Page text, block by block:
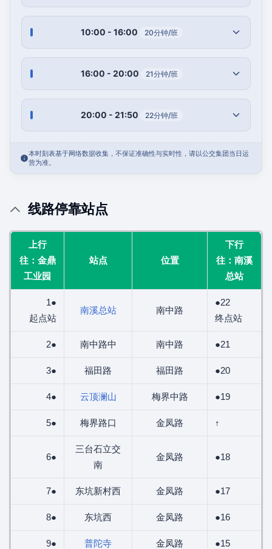
10:00 - 16:00 20分钟/班
16:00 - 20:00 21分钟/班
20:00 - 21:50 22分钟/班
本时刻表基于网络数据收集，不保证准确性与实时性，请以公交集团当日运
营为准。
线路停靠站点
上行
往：金鼎
工业园
站点 位置
下行
往：南溪
总站
1●
起点站
南溪总站 南中路
●22
终点站
2● 南中路中 南中路 ●21
3● 福田路 福田路 ●20
4● 云顶澜山 梅界中路 ●19
5● 梅界路口 金凤路 ↑
6●
三台石立交
南
金凤路 ●18
7● 东坑新村西 金凤路 ●17
8● 东坑西 金凤路 ●16
9● 普陀寺 金凤路 ●15